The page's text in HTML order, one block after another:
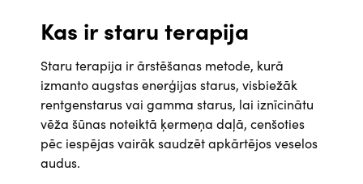
Kas ir staru terapija
Staru terapija ir ārstēšanas metode, kurā
izmanto augstas enerģijas starus, visbiežāk
rentgenstarus vai gamma starus, lai iznīcinātu
vēža šūnas noteiktā ķermeņa daļā, cenšoties
pēc iespējas vairāk saudzēt apkārtējos veselos
audus.